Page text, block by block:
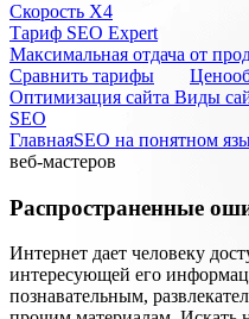
Скорость Х4
Тариф SEO Expert
Максимальная отдача от
Cравнить тарифы
Оптимизация сайта Виды
SEO
ГлавнаяSEO на понятном
веб-мастеров
Распространенные
​Интернет дает человеку
интересующей его
познавательным,